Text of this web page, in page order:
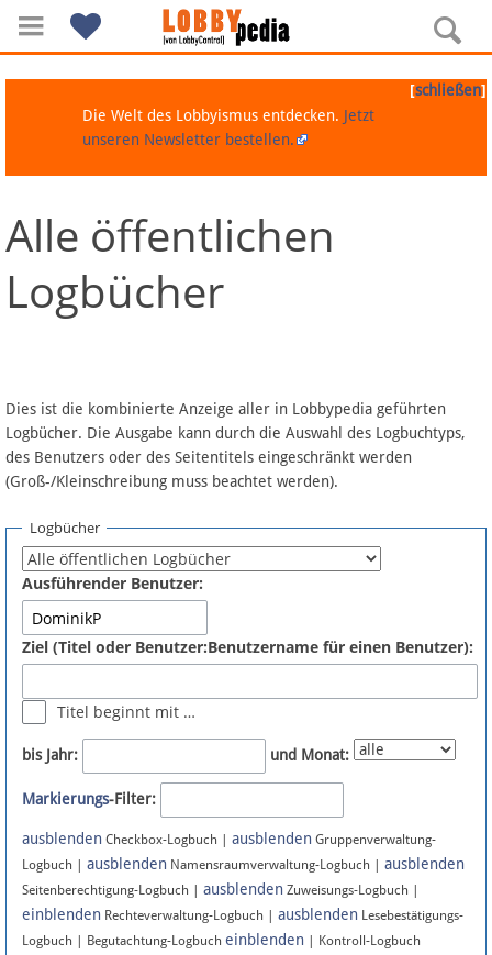
Navigation
Über Lobbypedia
Artikel nach Kategorien
FAQ
Fördermitglied werden
Fehler melden
Newsletter
Bluesky
Facebook
Instagram
[schließen]
Die Welt des Lobbyismus entdecken. Jetzt
unseren Newsletter bestellen.
Alle öffentlichen
Logbücher
Dies ist die kombinierte Anzeige aller in Lobbypedia geführten
Logbücher. Die Ausgabe kann durch die Auswahl des Logbuchtyps,
des Benutzers oder des Seitentitels eingeschränkt werden
(Groß-/Kleinschreibung muss beachtet werden).
Logbücher
Ausführender Benutzer:
Ziel (Titel oder Benutzer:Benutzername für einen Benutzer):
Titel beginnt mit …
bis Jahr: und Monat:
Markierungs-Filter:
ausblenden Checkbox-Logbuch | ausblenden Gruppenverwaltung-
Logbuch | ausblenden Namensraumverwaltung-Logbuch | ausblenden
Seitenberechtigung-Logbuch | ausblenden Zuweisungs-Logbuch |
einblenden Rechteverwaltung-Logbuch | ausblenden Lesebestätigungs-
Logbuch | Begutachtung-Logbuch einblenden | Kontroll-Logbuch